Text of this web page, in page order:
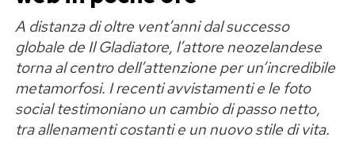
A distanza di oltre vent’anni dal successo
globale de Il Gladiatore, l’attore neozelandese
torna al centro dell’attenzione per un’incredibile
metamorfosi. I recenti avvistamenti e le foto
social testimoniano un cambio di passo netto,
tra allenamenti costanti e un nuovo stile di vita.